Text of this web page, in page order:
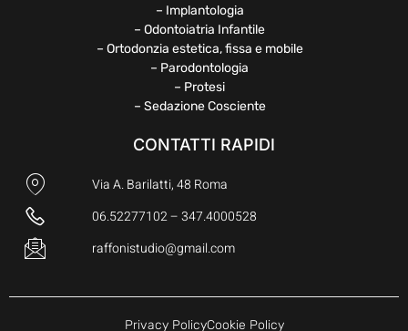
– Implantologia
– Odontoiatria Infantile
– Ortodonzia estetica, fissa e mobile
– Parodontologia
– Protesi
– Sedazione Cosciente
CONTATTI RAPIDI
Via A. Barilatti, 48 Roma
06.52277102 – 347.4000528
raffonistudio@gmail.com
Privacy PolicyCookie Policy